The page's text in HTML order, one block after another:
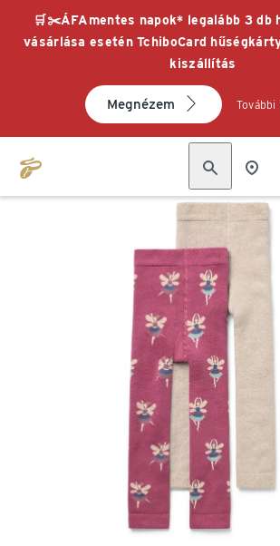
🛒✂️ÁFAmentes napok* legalább 3 db
vásárlása esetén TchiboCard
kiszállítás
Megnézem